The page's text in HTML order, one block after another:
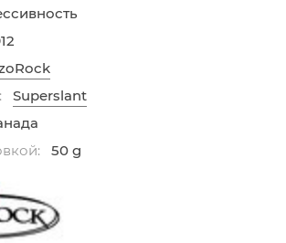
Superslant
50 g